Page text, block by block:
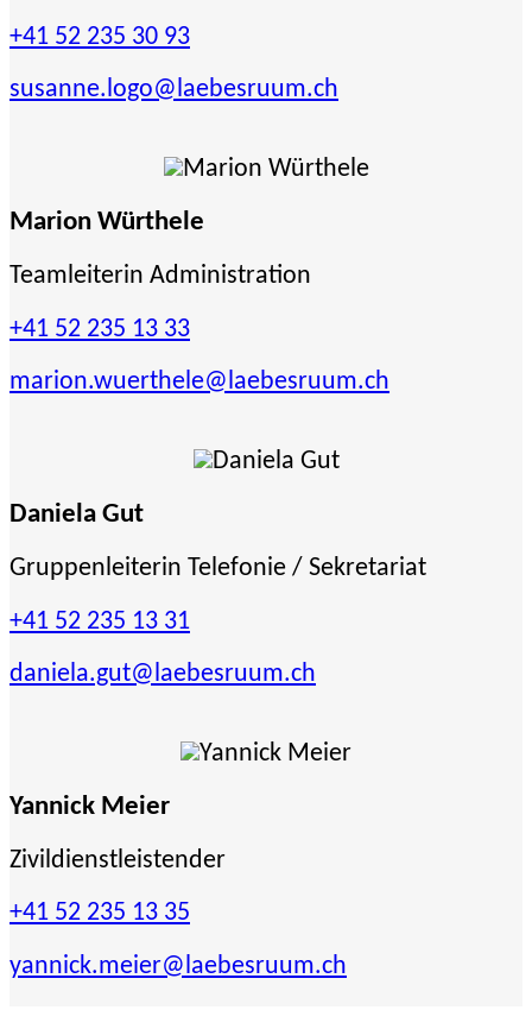
+41 52 235 30 93
susanne.logo@laebesruum.ch
Marion Würthele
Teamleiterin Administration
+41 52 235 13 33
marion.wuerthele@laebesruum.ch
Daniela Gut
Gruppenleiterin Telefonie / Sekretariat
+41 52 235 13 31
daniela.gut@laebesruum.ch
Yannick Meier
Zivildienstleistender
+41 52 235 13 35
yannick.meier@laebesruum.ch